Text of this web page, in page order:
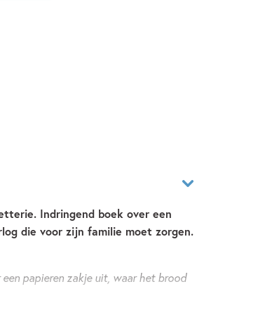
Indringend boek over een
die voor zijn familie moet zorgen.
papieren zakje uit, waar het brood